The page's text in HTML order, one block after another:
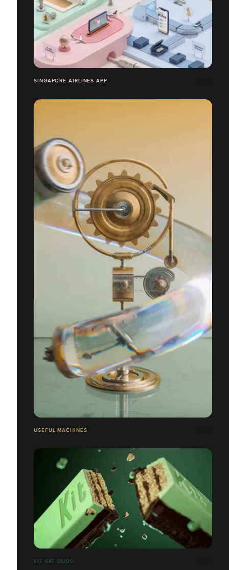
SINGAPORE AIRLINES APP
USEFUL MACHINES
​​​​​​​KIT KAT DUOS